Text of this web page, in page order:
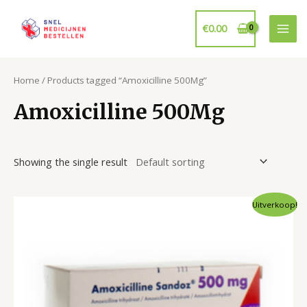
€0.00
Home / Products tagged “Amoxicilline 500Mg”
Amoxicilline 500Mg
Showing the single result
Uitverkoop!